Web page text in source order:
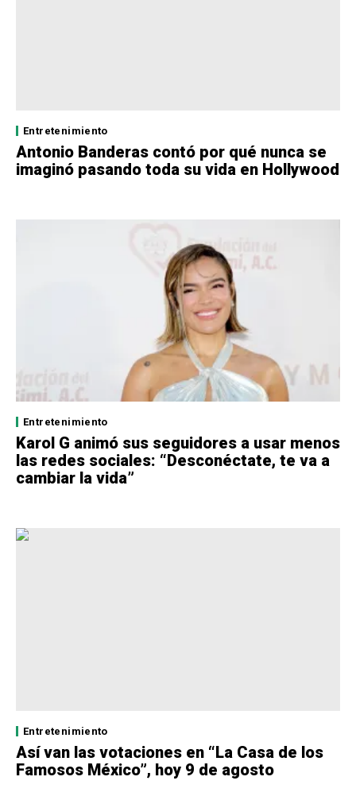
Entretenimiento
Antonio Banderas contó por qué nunca se
imaginó pasando toda su vida en Hollywood
Entretenimiento
Karol G animó sus seguidores a usar menos
las redes sociales: “Desconéctate, te va a
cambiar la vida”
Entretenimiento
Así van las votaciones en “La Casa de los
Famosos México”, hoy 9 de agosto